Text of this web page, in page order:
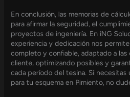
En conclusión, las memorias de
para afirmar la seguridad, el
proyectos de ingeniería. En iNG
experiencia y dedicación nos
completo y confiable, adaptado a las
cliente, optimizando posibles y
cada período del tesina. Si necesitas
para tu esquema en Pimiento, no